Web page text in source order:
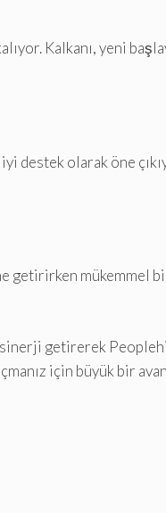
Kalkanı, yeni
destek olarak öne
mükemmel
getirerek
için büyük bir